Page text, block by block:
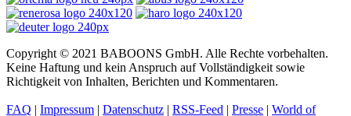
Copyright © 2021 BABOONS GmbH. Alle Rechte vorbehalten.
Keine Haftung und kein Anspruch auf Vollständigkeit sowie
Richtigkeit von Inhalten, Berichten und Kommentaren.
FAQ | Impressum | Datenschutz | RSS-Feed | Presse | World of